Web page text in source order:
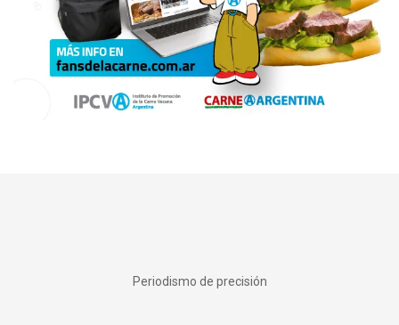
Periodismo de precisión